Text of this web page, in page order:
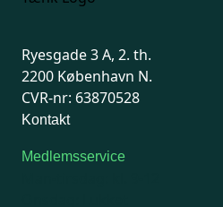
Ryesgade 3 A, 2. th.
2200 København N.
CVR-nr: 63870528
Kontakt
Medlemsservice